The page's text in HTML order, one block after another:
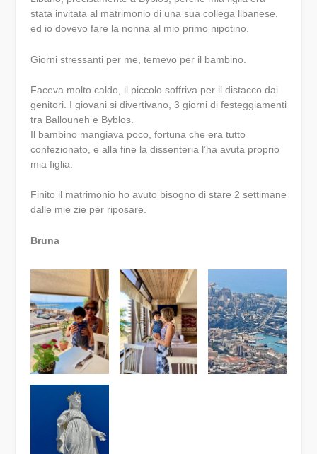
stata invitata al matrimonio di una sua collega libanese,
ed io dovevo fare la nonna al mio primo nipotino.
Giorni stressanti per me, temevo per il bambino.
Faceva molto caldo, il piccolo soffriva per il distacco dai
genitori. I giovani si divertivano, 3 giorni di festeggiamenti
tra Ballouneh e Byblos.
Il bambino mangiava poco, fortuna che era tutto
confezionato, e alla fine la dissenteria l’ha avuta proprio
mia figlia.
Finito il matrimonio ho avuto bisogno di stare 2 settimane
dalle mie zie per riposare.
Bruna